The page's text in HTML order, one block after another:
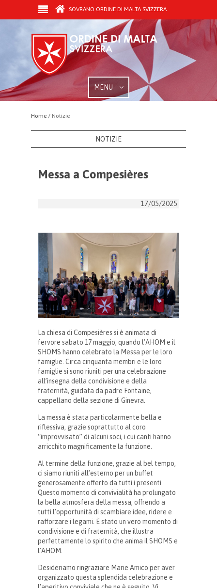
SOVRANO ORDINE DI MALTA SVIZZERA
MENU
Home / Notizie
NOTIZIE
Messa a Compesières
17/05/2025
La chiesa di Compesières si è animata di
fervore sabato 17 maggio, quando l’AHOM e il
SHOMS hanno celebrato la Messa per le loro
famiglie. Circa cinquanta membri e le loro
famiglie si sono riuniti per una celebrazione
all’insegna della condivisione e della
fraternità, guidata da padre Fontaine,
cappellano della sezione di Ginevra.
La messa è stata particolarmente bella e
riflessiva, grazie soprattutto al coro
“improvvisato” di alcuni soci, i cui canti hanno
arricchito magnificamente la funzione.
Al termine della funzione, grazie al bel tempo,
ci siamo riuniti all’esterno per un buffet
generosamente offerto da tutti i presenti.
Questo momento di convivialità ha prolungato
la bella atmosfera della messa, offrendo a
tutti l’opportunità di scambiare idee, ridere e
rafforzare i legami. È stato un vero momento di
condivisione e di fraternità, che illustra
perfettamente lo spirito che anima il SHOMS e
l’AHOM.
Desideriamo ringraziare Marie Amico per aver
organizzato questa splendida celebrazione e